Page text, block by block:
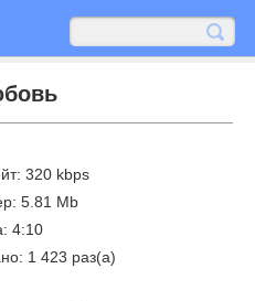
320 kbps
5.81 Mb
4:10
1 423 раз(а)